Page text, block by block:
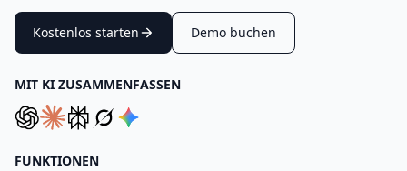
Kostenlos starten Demo buchen
MIT KI ZUSAMMENFASSEN
FUNKTIONEN